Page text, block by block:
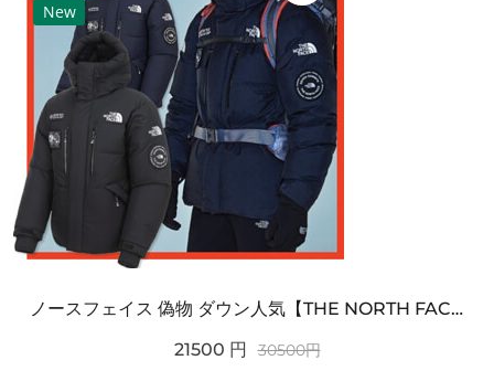
New
ノースフェイス 偽物 ダウン人気【THE NORTH FACE】M'S 7 SUMMIT HIM...
21500 円 30500円